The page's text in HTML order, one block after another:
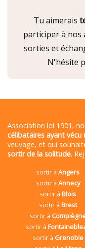
Tu aimerais
participer à nos
sorties et
N'hésite
Association loi 1901,
célibataires ayant vécu
veuvage, et qui
sortir de la solitude.
sortir àAngers
sortir à Annecy
sortir àBlois
sortir à Brest
sortir à
sortir à
sortir à Grenoble